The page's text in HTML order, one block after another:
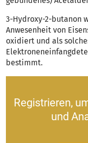
3-Hydroxy-2-butanon
Anwesenheit von
oxidiert und als
bestimmt.
Registrieren,
und